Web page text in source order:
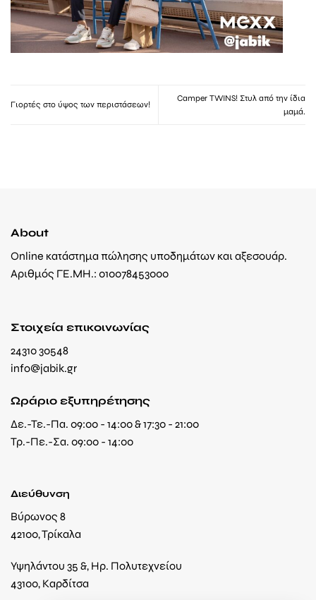
Γιορτές στο ύψος των περιστάσεων!
Camper TWINS! Στυλ από την ίδια
μαμά.
About
Online κατάστημα πώλησης υποδημάτων και αξεσουάρ.
Αριθμός ΓΕ.ΜΗ.: 010078453000
Στοιχεία επικοινωνίας
24310 30548
info@jabik.gr
Ωράριο εξυπηρέτησης
Δε.-Τε.-Πα. 09:00 - 14:00 & 17:30 - 21:00
Τρ.-Πε.-Σα. 09:00 - 14:00
Διεύθυνση
Βύρωνος 8
42100, Τρίκαλα
Υψηλάντου 35 &, Ηρ. Πολυτεχνείου
43100, Καρδίτσα